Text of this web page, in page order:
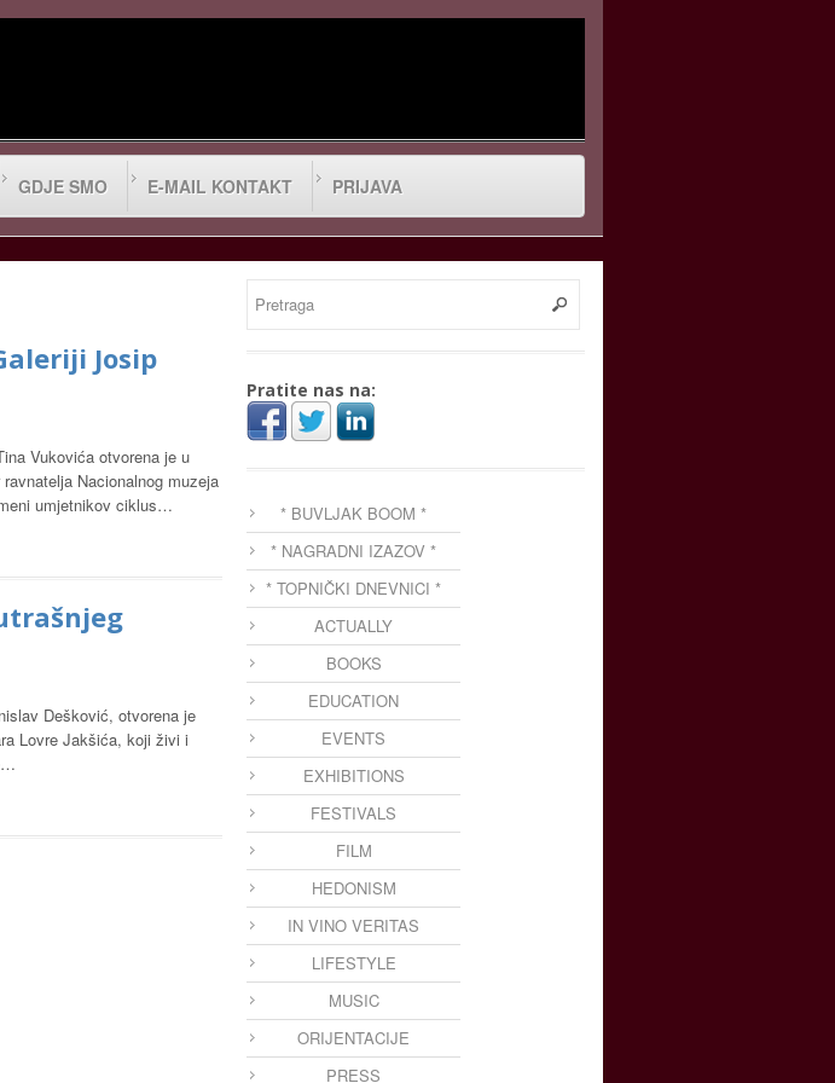
GDJE SMO E-MAIL KONTAKT PRIJAVA
Josip
Vukovića otvorena je u
Nacionalnog muzeja
umjetnikov ciklus…
Dešković, otvorena je
Lovre Jakšića, koji živi i
Pratite nas na:
* BUVLJAK BOOM *
* NAGRADNI IZAZOV *
* TOPNIČKI DNEVNICI *
ACTUALLY
BOOKS
EDUCATION
EVENTS
EXHIBITIONS
FESTIVALS
FILM
HEDONISM
IN VINO VERITAS
LIFESTYLE
MUSIC
ORIJENTACIJE
PRESS